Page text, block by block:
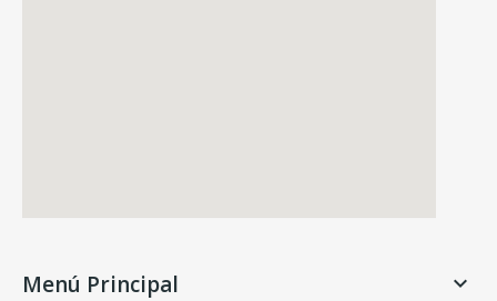
Menú Principal 